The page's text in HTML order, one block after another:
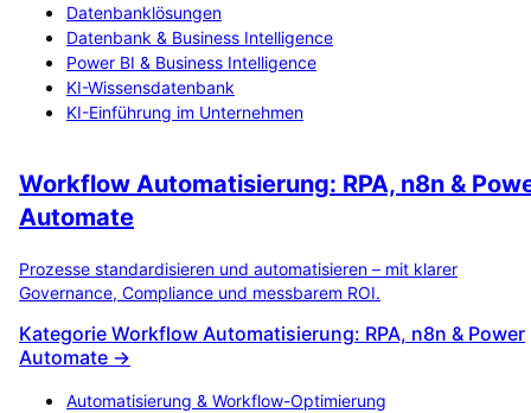
Datenbanklösungen
Datenbank & Business Intelligence
Power BI & Business Intelligence
KI-Wissensdatenbank
KI-Einführung im Unternehmen
Workflow Automatisierung: RPA, n8n &
Automate
Prozesse standardisieren und automatisieren – mit klarer
Governance, Compliance und messbarem ROI.
Kategorie Workflow Automatisierung: RPA, n8n & Power
Automate →
Automatisierung & Workflow-Optimierung